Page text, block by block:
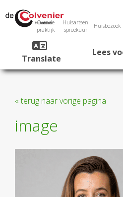
Over de
praktijk
Huisartsen
spreekuur
Huisbezoek
Translate
Lees
« terug naar vorige pagina
image